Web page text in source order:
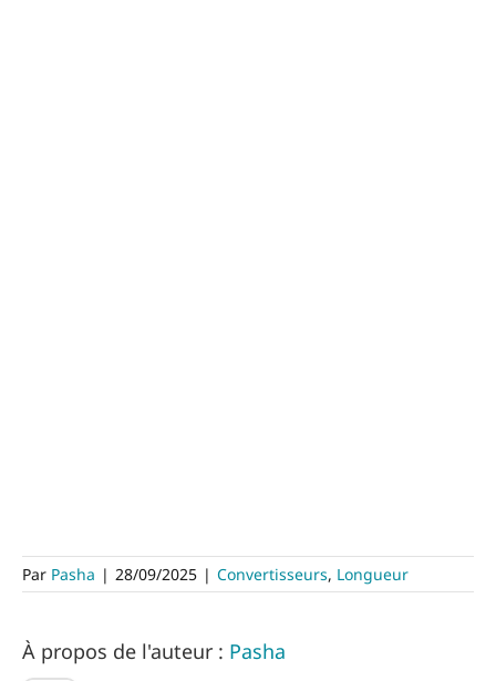
Par Pasha | 28/09/2025 | Convertisseurs, Longueur
À propos de l'auteur : Pasha